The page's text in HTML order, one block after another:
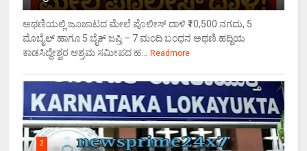
ಅಥಣಿಯಲ್ಲಿ ಜೂಜಾಟದ ಮೇಲೆ ಪೊಲೀಸ್ ದಾಳಿ ₹10,500 ನಗದು, 5
ಮೊಬೈಲ್ ಹಾಗೂ 5 ಬೈಕ್ ಜಪ್ತಿ – 7 ಮಂದಿ ಬಂಧನ ಅಥಣಿ ಹದ್ದಿಯ
ಕಾಡಸಿದ್ದೇಶ್ವರ ಆಶ್ರಮ ಸಮೀಪದ ಹ...
Readmore
2